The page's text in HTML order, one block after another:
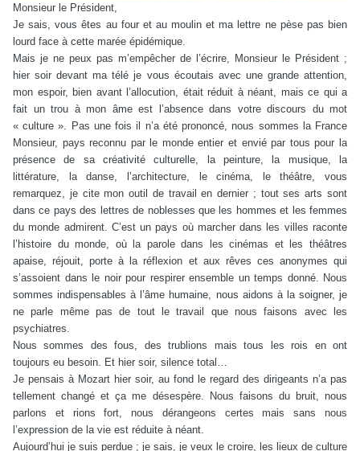
Monsieur le Président,
Je sais, vous êtes au four et au moulin et ma lettre ne pèse pas bien
lourd face à cette marée épidémique.
Mais je ne peux pas m’empêcher de l’écrire, Monsieur le Président ;
hier soir devant ma télé je vous écoutais avec une grande attention,
mon espoir, bien avant l’allocution, était réduit à néant, mais ce qui a
fait un trou à mon âme est l’absence dans votre discours du mot
« culture ». Pas une fois il n’a été prononcé, nous sommes la France
Monsieur, pays reconnu par le monde entier et envié par tous pour la
présence de sa créativité culturelle, la peinture, la musique, la
littérature, la danse, l’architecture, le cinéma, le théâtre, vous
remarquez, je cite mon outil de travail en dernier ; tout ses arts sont
dans ce pays des lettres de noblesses que les hommes et les femmes
du monde admirent. C’est un pays où marcher dans les villes raconte
l’histoire du monde, où la parole dans les cinémas et les théâtres
apaise, réjouit, porte à la réflexion et aux rêves ces anonymes qui
s’assoient dans le noir pour respirer ensemble un temps donné. Nous
sommes indispensables à l’âme humaine, nous aidons à la soigner, je
ne parle même pas de tout le travail que nous faisons avec les
psychiatres.
Nous sommes des fous, des trublions mais tous les rois en ont
toujours eu besoin. Et hier soir, silence total…
Je pensais à Mozart hier soir, au fond le regard des dirigeants n’a pas
tellement changé et ça me désespère. Nous faisons du bruit, nous
parlons et rions fort, nous dérangeons certes mais sans nous
l’expression de la vie est réduite à néant.
Aujourd’hui je suis perdue ; je sais, je veux le croire, les lieux de culture